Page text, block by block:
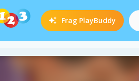
Frag PlayBuddy